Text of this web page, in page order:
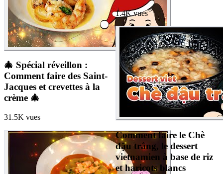
🎄 Spécial réveillon :
Comment faire des Saint-
Jacques et crevettes à la
crème 🎄
31.5K vues
1.4K vues
Comment faire le Chè
đậu trắng, le dessert
vietnamien à base de riz
et haricots blancs